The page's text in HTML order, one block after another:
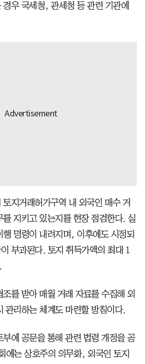
경우 국세청, 관세청 등 관련 기관에
지거래허가구역 내 외국인 매수 거
지키고 있는지를 현장 점검한다. 실
명령이 내려지며, 이후에도 시정되
부과된다. 토지 취득가액의 최대 1
를 받아 매월 거래 자료를 수집해 외
관리하는 체계도 마련할 방침이다.
에 공문을 통해 관련 법령 개정을 공
에는 상호주의 의무화, 외국인 토지